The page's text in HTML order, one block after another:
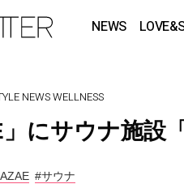
NEWS
NEWSWELLNESS
にサウナ施設
#サウナ